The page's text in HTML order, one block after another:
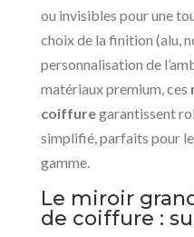
ou invisibles pour une
choix de la finition (alu,
personnalisation de
matériaux premium, ces
coiffuregarantissent
simplifié, parfaits pour
gamme.
Le miroir
de coiffure :